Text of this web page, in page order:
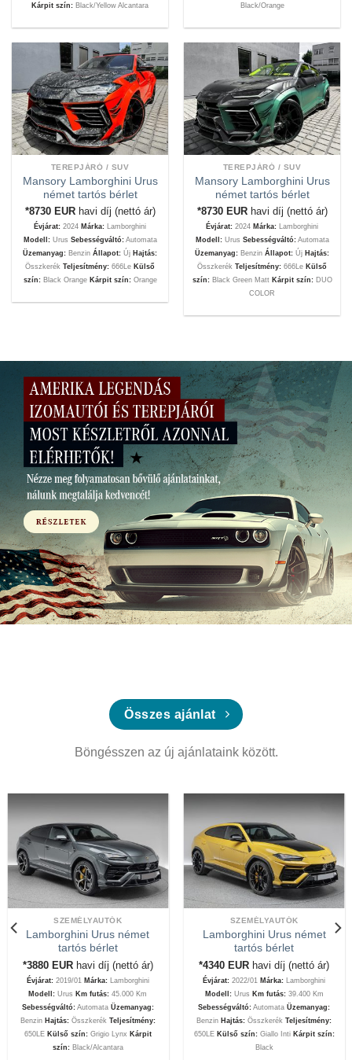
Kárpit szín: Black/Yellow Alcantara
Black/Orange
TEREPJÁRÓ / SUV
Mansory Lamborghini Urus
német tartós bérlet
*8730 EUR havi díj (nettó ár)
Évjárat: 2024 Márka: Lamborghini
Modell:Urus Sebességváltó:Automata
Üzemanyag: Benzin Állapot: Új Hajtás:
Összkerék Teljesítmény: 666Le Külső
szín:Black Orange Kárpit szín:Orange
TEREPJÁRÓ / SUV
Mansory Lamborghini Urus
német tartós bérlet
*8730 EUR havi díj (nettó ár)
Évjárat: 2024 Márka: Lamborghini
Modell:Urus Sebességváltó:Automata
Üzemanyag: Benzin Állapot: Új Hajtás:
Összkerék Teljesítmény: 666Le Külső
szín:Black Green Matt Kárpit szín:DUO
COLOR
Összes ajánlat
Böngésszen az új ajánlataink között.
SZEMÉLYAUTÓK
Lamborghini Urus német
tartós bérlet
*3880 EUR havi díj (nettó ár)
Évjárat:2019/01 Márka:Lamborghini
Modell: Urus Km futás:45.000 Km
Sebességváltó:Automata Üzemanyag:
Benzin Hajtás:Összkerék Teljesítmény:
650LE Külső szín:Grigio Lynx Kárpit
szín:Black/Alcantara
SZEMÉLYAUTÓK
Lamborghini Urus német
tartós bérlet
*4340EUR havi díj (nettó ár)
Évjárat: 2022/01 Márka: Lamborghini
Modell:Urus Km futás: 39.400 Km
Sebességváltó: AutomataÜzemanyag:
Benzin Hajtás: Összkerék Teljesítmény:
650LE Külső szín:Giallo Inti Kárpit szín:
Black